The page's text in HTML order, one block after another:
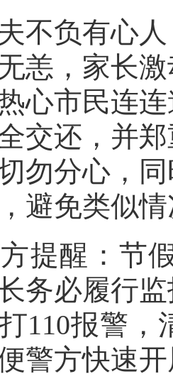
负有心人
恙，家长
心市民连
交还，并
勿分心，
避免类似
醒：节假
务必履行
110报警
警方快速